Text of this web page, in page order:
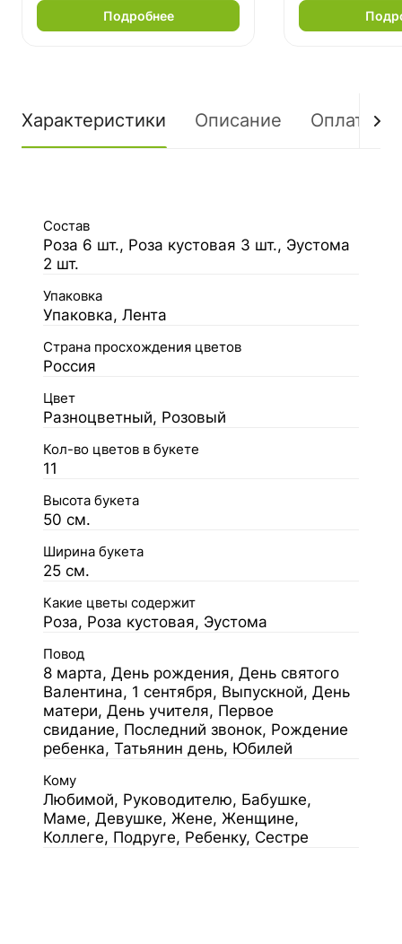
Подробнее
Характеристики Описание Оплата
Состав
Роза 6 шт., Роза кустовая 3 шт., Эустома
2 шт.
Упаковка
Упаковка, Лента
Страна просхождения цветов
Россия
Цвет
Разноцветный, Розовый
Кол-во цветов в букете
11
Высота букета
50 см.
Ширина букета
25 см.
Какие цветы содержит
Роза, Роза кустовая, Эустома
Повод
8 марта, День рождения, День святого
Валентина, 1 сентября, Выпускной, День
матери, День учителя, Первое
свидание, Последний звонок, Рождение
ребенка, Татьянин день, Юбилей
Кому
Любимой, Руководителю, Бабушке,
Маме, Девушке, Жене, Женщине,
Коллеге, Подруге, Ребенку, Сестре